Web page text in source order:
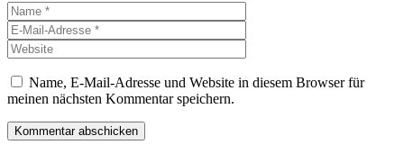
Name
Mail-
Adresse
Name, E-Mail-Adresse und Website in diesem Browser für
meinen nächsten Kommentar speichern.